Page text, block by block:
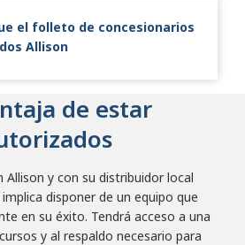
Dealer Flyer
el folleto de concesionarios
Allison
de estar
Allison y con su distribuidor local
disponer de un equipo que
en su éxito. Tendrá acceso a una
y al respaldo necesario para